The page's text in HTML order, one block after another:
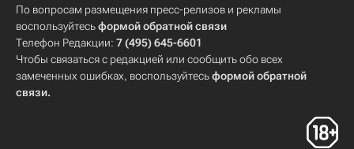
По вопросам размещения пресс-релизов и рекламы
воспользуйтесьформой обратной связи
Телефон Редакции: 7 (495) 645-6601
Чтобы связаться с редакцией или сообщить обо всех
замеченных ошибках, воспользуйтесьформой обратной
связи.